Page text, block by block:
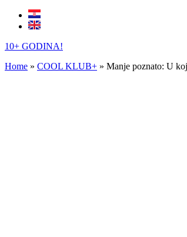
10+ GODINA!
Home » COOL KLUB+ » Manje poznato: U